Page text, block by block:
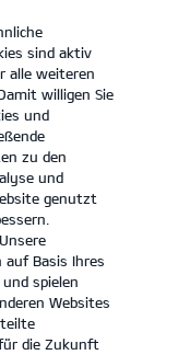
KONTAKT
Konfigurator
sind aktiv
alle weiteren
willigen Sie
und
zu den
und
genutzt
Basis Ihres
spielen
Websites
die Zukunft